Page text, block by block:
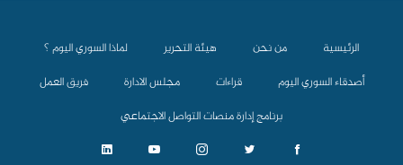
الرئيسية من نحن هيئة التحرير
لماذا السوري اليوم ؟
أصدقاء السوري اليوم
قراءات مجلس الادارة
فريق العمل
برنامج إدارة منصات التواصل الاجتماعي